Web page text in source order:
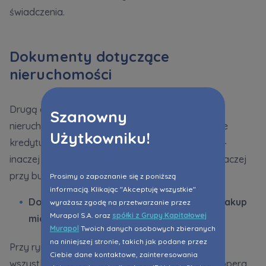
Szanowny
Użytkowniku!
Prosimy o zapoznanie się z poniższą
informacją. Klikając "Akceptuję wszystkie"
wyrażasz zgodę na przetwarzanie przez
Murapol S.A. oraz spółki z Grupy Kapitałowej
Murapol Twoich danych osobowych zbieranych
na niniejszej stronie, takich jak podane przez
Ciebie dane kontaktowe, zainteresowania
świadczenia.
Dokumenty dotyczące
nieruchomości
Drugą dużą grupą są dokumenty dotyczące
nieruchomości, która ma stanowić zabezpieczenie
kredytu. Ich zakres zależy od rodzaju inwestycji –
inaczej wygląda to przy zakupie mieszkania, a inaczej
przy budowie domu.
Dokumenty do kredytu hipotecznego na zakup
mieszkania lub domu z rynku pierwotnego
Przy rynku pierwotnym bank analizuje przede